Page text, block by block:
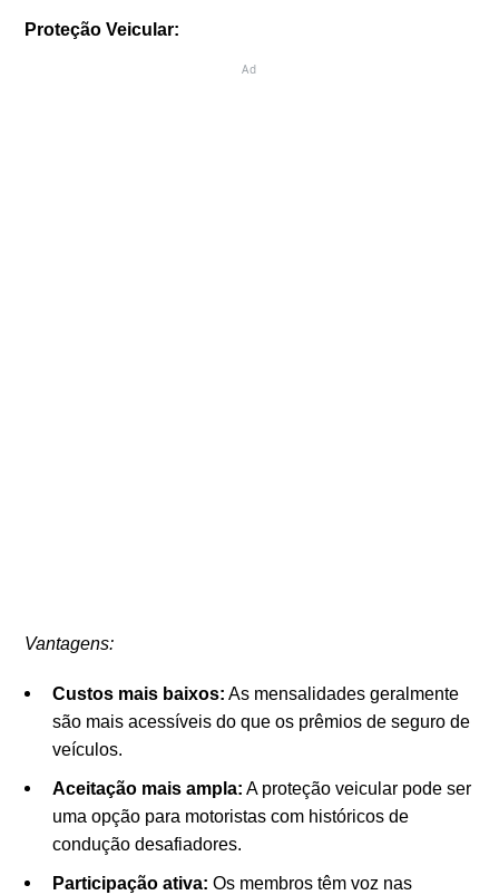
Proteção Veicular:
Ad
Vantagens:
Custos mais baixos: As mensalidades geralmente
são mais acessíveis do que os prêmios de seguro de
veículos.
Aceitação mais ampla: A proteção veicular pode ser
uma opção para motoristas com históricos de
condução desafiadores.
Participação ativa: Os membros têm voz nas